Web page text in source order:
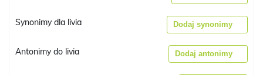
Synonimy dla livia Dodaj synonimy
Antonimy do livia Dodaj antonimy